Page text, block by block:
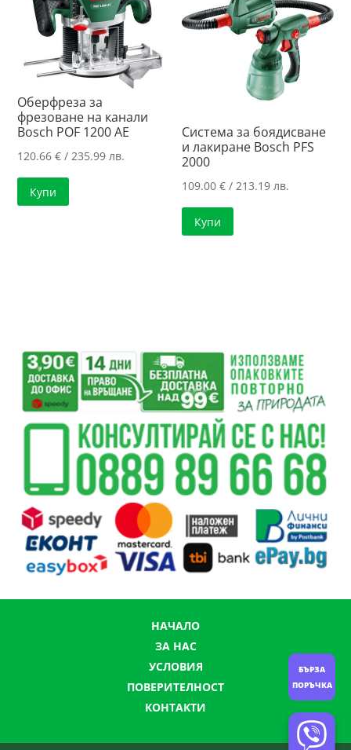
Оберфреза за
фрезоване на канали
Bosch POF 1200 AE
120.66€ / 235.99 лв.
Купи
Система за боядисване
и лакиране Bosch PFS
2000
109.00€ / 213.19 лв.
Купи
НАЧАЛО
ЗА НАС
УСЛОВИЯ
ПОВЕРИТЕЛНОСТ
КОНТАКТИ
БЪРЗА
ПОРЪЧКА